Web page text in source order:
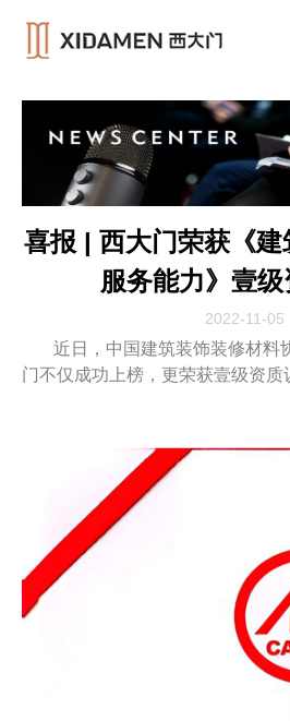
喜报 | 西大门荣获《
服务能力》壹
2022-11-05
近日，中国建筑装饰装修材料
门不仅成功上榜，更荣获壹级资质